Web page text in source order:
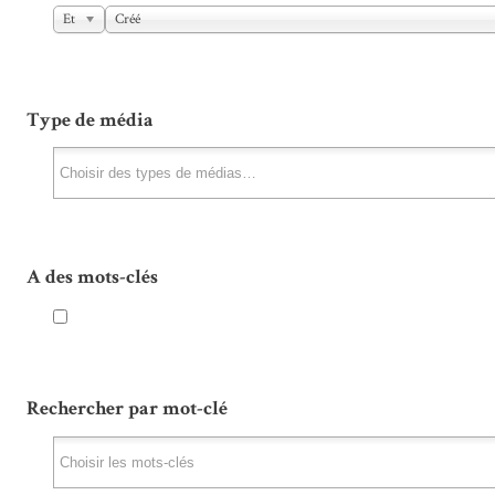
Et Créé
Type de média
A des mots-clés
Rechercher par mot-clé